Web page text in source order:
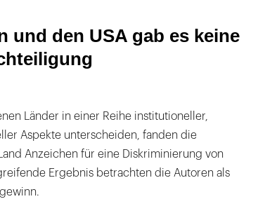
und den USA gab es keine
Länder in einer Reihe institutioneller,
Aspekte unterscheiden, fanden die
Anzeichen für eine Diskriminierung von
Ergebnis betrachten die Autoren als